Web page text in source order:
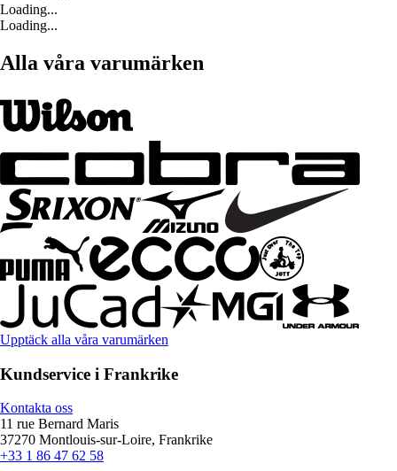
Loading...
Loading...
Alla våra varumärken
Upptäck alla våra varumärken
Kundservice i Frankrike
Kontakta oss
11 rue Bernard Maris
37270 Montlouis-sur-Loire, Frankrike
+33 1 86 47 62 58